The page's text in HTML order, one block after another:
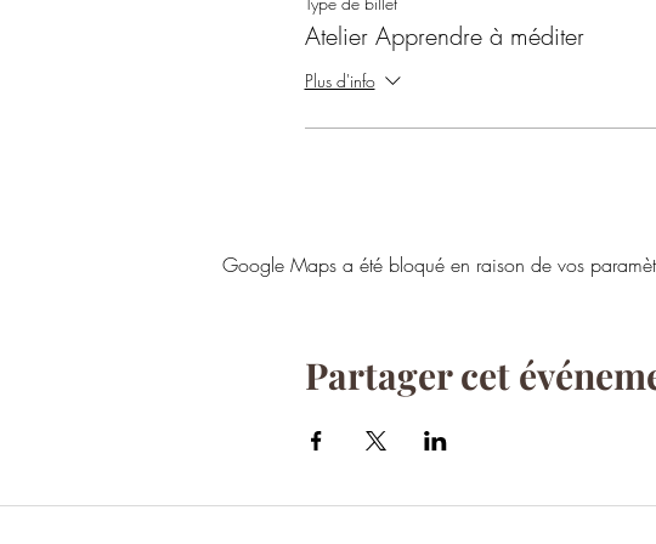
Atelier Apprendre à méditer
Plus d'info
Google Maps a été bloqué en raison de vos
Partager cet